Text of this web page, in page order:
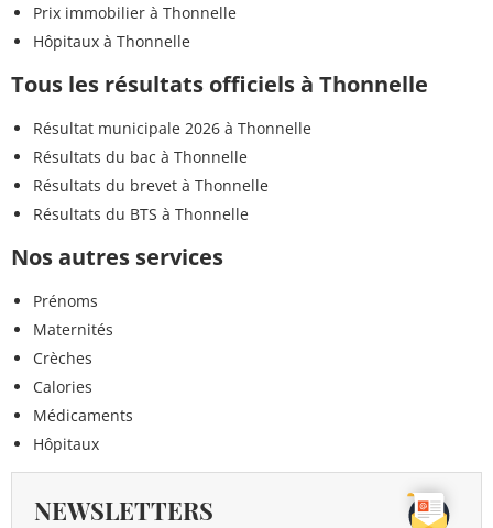
Prix immobilier à Thonnelle
Hôpitaux à Thonnelle
Tous les résultats officiels à Thonnelle
Résultat municipale 2026 à Thonnelle
Résultats du bac à Thonnelle
Résultats du brevet à Thonnelle
Résultats du BTS à Thonnelle
Nos autres services
Prénoms
Maternités
Crèches
Calories
Médicaments
Hôpitaux
NEWSLETTERS